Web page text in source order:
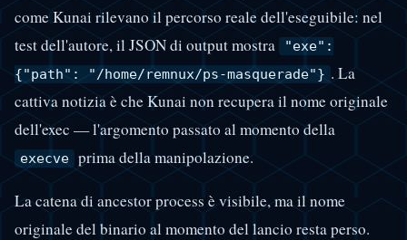
come Kunai rilevano il percorso reale dell'eseguibile: nel
test dell'autore, il JSON di output mostra
"exe":
{"path": "/home/remnux/ps-masquerade"} . La
cattiva notizia è che Kunai non recupera il nome originale
dell'exec — l'argomento passato al momento della
execve prima della manipolazione.
La catena di ancestor process è visibile, ma il nome
originale del binario al momento del lancio resta perso.